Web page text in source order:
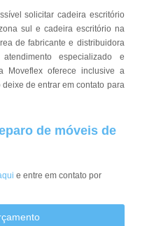
solicitar cadeira escritório
sul e cadeira escritório na
de fabricante e distribuidora
especializado e
Moveflex oferece inclusive a
de entrar em contato para
de móveis de
e entre em contato por